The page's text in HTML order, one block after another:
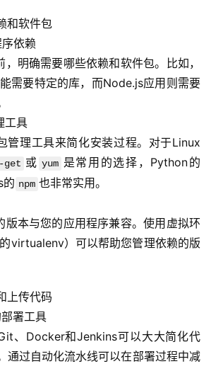
和软件包
依赖
，明确需要哪些依赖和软件包。比如，
需要特定的库，而Node.js应用则需要
工具
管理工具来简化安装过程。对于Linux
get 或 yum 是常用的选择，Python的
的 npm 也非常实用。
版本与您的应用程序兼容。使用虚拟环
virtualenv）可以帮助您管理依赖的版
上传代码
署工具
、Docker和Jenkins可以大大简化代
通过自动化流水线可以在部署过程中减